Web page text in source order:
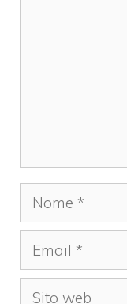
Nome
Email
Sito